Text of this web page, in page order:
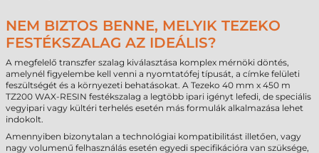
NEM BIZTOS BENNE, MELYIK TEZEKO
FESTÉKSZALAG AZ IDEÁLIS?
A megfelelő transzfer szalag kiválasztása komplex mérnöki döntés,
amelynél figyelembe kell venni a nyomtatófej típusát, a címke felületi
feszültségét és a környezeti behatásokat. A Tezeko 40 mm x 450 m
TZ200 WAX-RESIN festékszalag a legtöbb ipari igényt lefedi, de speciális
vegyipari vagy kültéri terhelés esetén más formulák alkalmazása lehet
indokolt.
Amennyiben bizonytalan a technológiai kompatibilitást illetően, vagy
nagy volumenű felhasználás esetén egyedi specifikációra van szüksége,